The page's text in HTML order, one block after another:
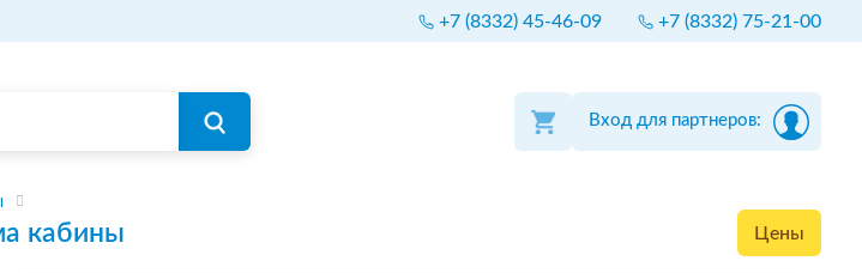
+7 (8332) 45-46-09 +7 (8332) 75-21-00
Вход для партнеров:
кабины Цены